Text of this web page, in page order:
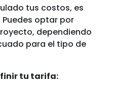
tus costos, es
optar por
dependiendo
para el tipo de
tu tarifa: